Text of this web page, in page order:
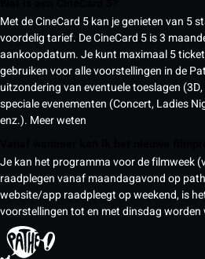
Met de CineCard 5 kan je genieten van 5
voordelig tarief. De CineCard 5 is 3
aankoopdatum. Je kunt maximaal 5
gebruiken voor alle voorstellingen in de
uitzondering van eventuele toeslagen
speciale evenementen (Concert, Ladies
enz.). Meer weten
Je kan het programma voor de filmweek
raadplegen vanaf maandagavond op
website/app raadpleegt op weekend, is
voorstellingen tot en met dinsdag worden